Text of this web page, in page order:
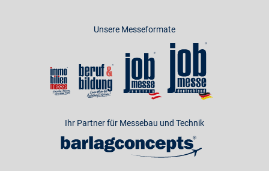
Unsere Messeformate
Ihr Partner für Messebau und Technik